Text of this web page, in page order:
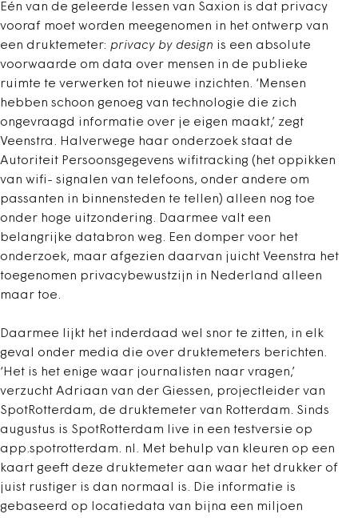
Eén van de geleerde lessen van Saxion is dat privacy
vooraf moet worden meegenomen in het ontwerp van
een druktemeter: privacy by design is een absolute
voorwaarde om data over mensen in de publieke
ruimte te verwerken tot nieuwe inzichten. ‘Mensen
hebben schoon genoeg van technologie die zich
ongevraagd informatie over je eigen maakt,’ zegt
Veenstra. Halverwege haar onderzoek staat de
Autoriteit Persoonsgegevens wifitracking (het oppikken
van wifi- signalen van telefoons, onder andere om
passanten in binnensteden te tellen) alleen nog toe
onder hoge uitzondering. Daarmee valt een
belangrijke databron weg. Een domper voor het
onderzoek, maar afgezien daarvan juicht Veenstra het
toegenomen privacybewustzijn in Nederland alleen
maar toe.
Daarmee lijkt het inderdaad wel snor te zitten, in elk
geval onder media die over druktemeters berichten.
‘Het is het enige waar journalisten naar vragen,’
verzucht Adriaan van der Giessen, projectleider van
SpotRotterdam, de druktemeter van Rotterdam. Sinds
augustus is SpotRotterdam live in een testversie op
app.spotrotterdam. nl. Met behulp van kleuren op een
kaart geeft deze druktemeter aan waar het drukker of
juist rustiger is dan normaal is. Die informatie is
gebaseerd op locatiedata van bijna een miljoen